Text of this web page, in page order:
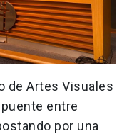
de Artes Visuales
entre
por una